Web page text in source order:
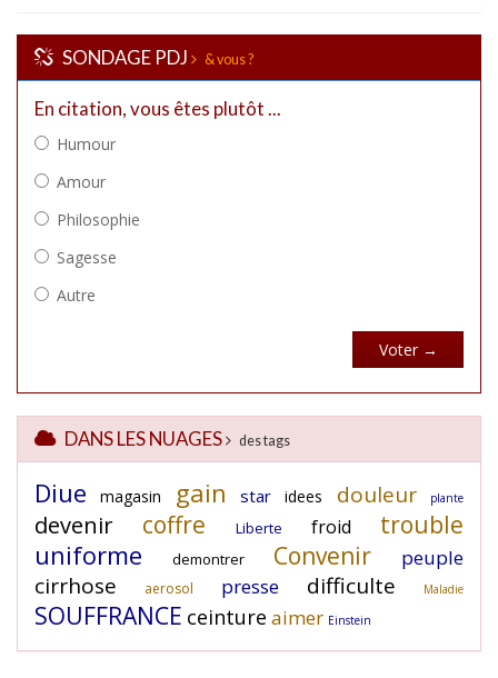
SONDAGE PDJ & vous ?
DANS LES NUAGES des tags
Diue magasin gain star idees douleur plante
devenir coffre Liberte froid trouble
uniforme demontrer Convenir peuple
cirrhose aerosol presse difficulte Maladie
SOUFFRANCE ceinture aimer Einstein